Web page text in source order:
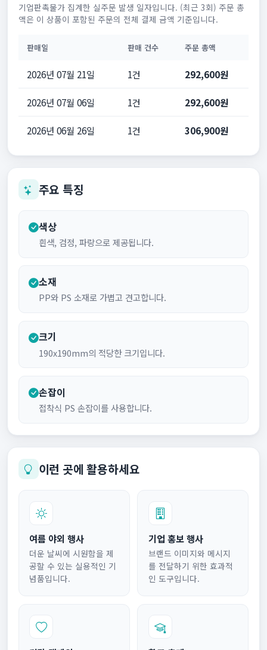
기업판촉물가 집계한 실주문 발생 일자입니다. (최근 3회) 주문 총
액은 이 상품이 포함된 주문의 전체 결제 금액 기준입니다.
판매일 판매 건수 주문 총액
2026년 07월 21일 1건 292,600원
2026년 07월 06일 1건 292,600원
2026년 06월 26일 1건 306,900원
주요 특징
색상
흰색, 검정, 파랑으로 제공됩니다.
소재
PP와 PS 소재로 가볍고 견고합니다.
크기
190x190mm의 적당한 크기입니다.
손잡이
접착식 PS 손잡이를 사용합니다.
이런 곳에 활용하세요
여름 야외 행사
더운 날씨에 시원함을 제
공할 수 있는 실용적인 기
념품입니다.
기업 홍보 행사
브랜드 이미지와 메시지
를 전달하기 위한 효과적
인 도구입니다.